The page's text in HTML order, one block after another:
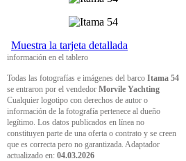
Muestra la tarjeta detallada
información en el tablero
Todas las fotografías e imágenes del barco Itama 54
se entraron por el vendedor Morvile Yachting
Cualquier logotipo con derechos de autor o
información de la fotografía pertenece al dueño
legítimo. Los datos publicados en línea no
constituyen parte de una oferta o contrato y se creen
que es correcta pero no garantizada. Adaptador
actualizado en: 04.03.2026